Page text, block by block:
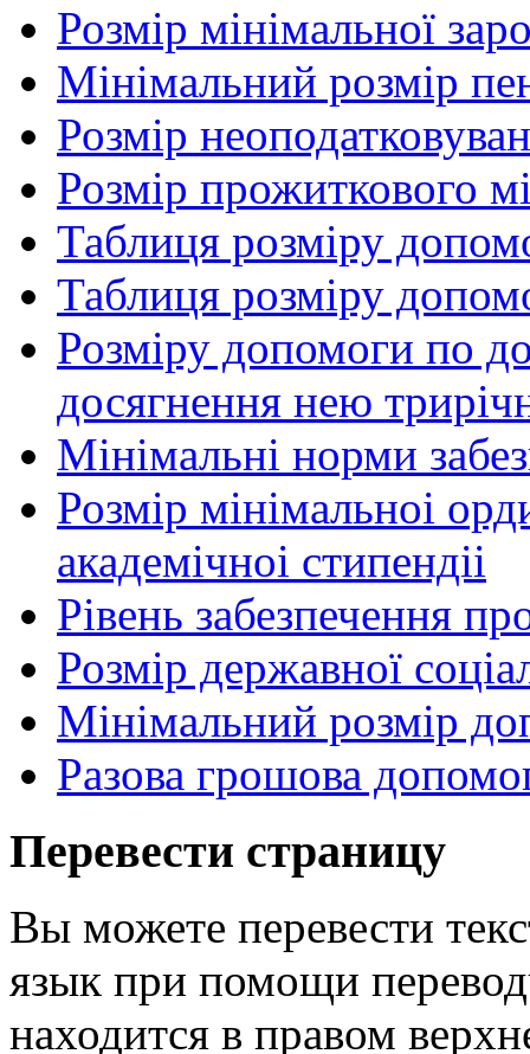
Розмір мінімальної
Мінімальний розмір
Розмір
Розмір прожиткового
Таблиця розміру
Таблиця розміру
Розміру допомоги по
досягнення нею
Мінімальні норми
Розмір мінімальноі
академічноі стипендіі
Рівень забезпечення
Розмір державної
Мінімальний розмір
Разова грошова
Перевести страницу
Вы можете перевести
язык при помощи
находится в правом